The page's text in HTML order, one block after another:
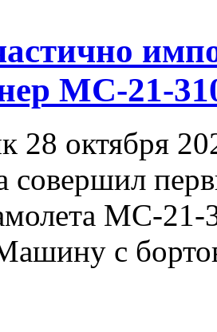
МС-21-
28 октября
совершил
МС-
с